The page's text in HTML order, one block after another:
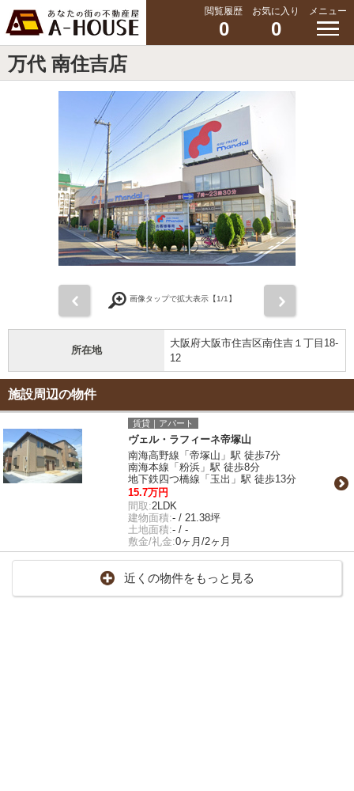
閲覧履歴
0
お気に入り
0
メニュー
万代 南住吉店
画像タップで拡大表示【1/1】
所在地
大阪府大阪市住吉区南住吉１丁目18-
12
施設周辺の物件
賃貸｜アパート
ヴェル・ラフィーネ帝塚山
南海高野線「帝塚山」駅 徒歩7分
南海本線「粉浜」駅 徒歩8分
地下鉄四つ橋線「玉出」駅 徒歩13分
15.7万円
間取:2LDK
建物面積:- / 21.38坪
土地面積:- / -
敷金/礼金:0ヶ月/2ヶ月
近くの物件をもっと見る